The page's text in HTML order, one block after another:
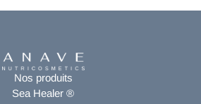
Nos produits
Sea Healer ®